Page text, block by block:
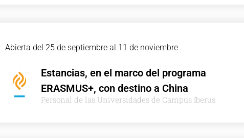
Abierta del 25 de septiembre al 11 de noviembre
Estancias, en el marco del programa
ERASMUS+, con destino a China
Personal de las Universidades de Campus Iberus